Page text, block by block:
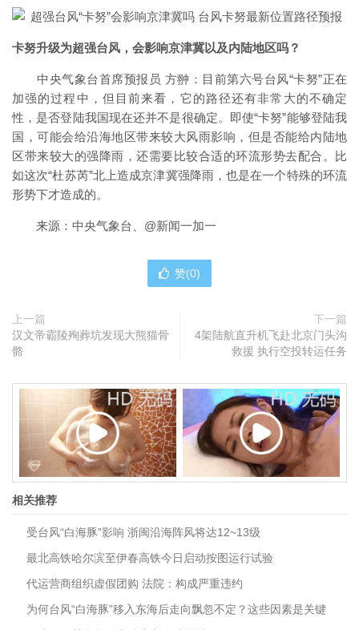
卡努升级为超强台风，会影响京津冀以及内陆地区吗？
中央气象台首席预报员 方翀：目前第六号台风“卡努”正在
加强的过程中，但目前来看，它的路径还有非常大的不确定
性，是否登陆我国现在还并不是很确定。即使“卡努”能够登陆我
国，可能会给沿海地区带来较大风雨影响，但是否能给内陆地
区带来较大的强降雨，还需要比较合适的环流形势去配合。比
如这次“杜苏芮”北上造成京津冀强降雨，也是在一个特殊的环流
形势下才造成的。
来源：中央气象台、@新闻一加一
赞(0)
上一篇
汉文帝霸陵殉葬坑发现大熊猫骨
骼
下一篇
4架陆航直升机飞赴北京门头沟
救援 执行空投转运任务
相关推荐
受台风“白海豚”影响 浙闽沿海阵风将达12~13级
最北高铁哈尔滨至伊春高铁今日启动按图运行试验
代运营商组织虚假团购 法院：构成严重违约
为何台风“白海豚”移入东海后走向飘忽不定？这些因素是关键